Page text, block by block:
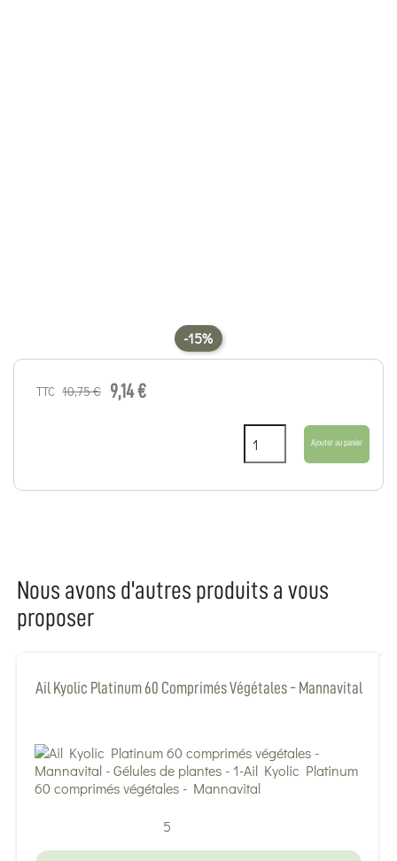
-15%
TTC 10,75 € 9,14 €
Ajouter au panier
Nous avons d'autres produits a vous
proposer
Ail Kyolic Platinum 60 Comprimés Végétales - Mannavital
5